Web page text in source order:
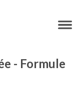
- Formule